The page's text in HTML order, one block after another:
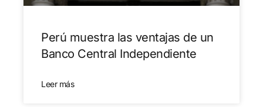
Perú muestra las ventajas de un
Banco Central Independiente
Leer más